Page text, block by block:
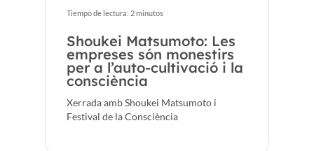
Tiempo de lectura: 2minutos
Shoukei Matsumoto: Les
empreses són monestirs
per a l’auto-cultivació i la
consciència
Xerrada amb Shoukei Matsumoto i
Festival de la Consciència